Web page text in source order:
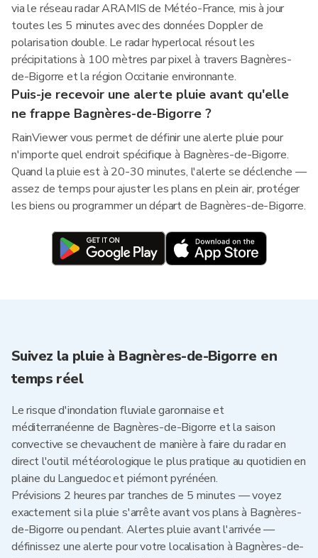
via le réseau radar ARAMIS de Météo-France, mis à jour
toutes les 5 minutes avec des données Doppler de
polarisation double. Le radar hyperlocal résout les
précipitations à 100 mètres par pixel à travers Bagnères-
de-Bigorre et la région Occitanie environnante.
Puis-je recevoir une alerte pluie avant qu'elle
ne frappe Bagnères-de-Bigorre ?
RainViewer vous permet de définir une alerte pluie pour
n'importe quel endroit spécifique à Bagnères-de-Bigorre.
Quand la pluie est à 20-30 minutes, l'alerte se déclenche —
assez de temps pour ajuster les plans en plein air, protéger
les biens ou programmer un départ de Bagnères-de-Bigorre.
Suivez la pluie à Bagnères-de-Bigorre en
temps réel
Le risque d'inondation fluviale garonnaise et
méditerranéenne de Bagnères-de-Bigorre et la saison
convective se chevauchent de manière à faire du radar en
direct l'outil météorologique le plus pratique au quotidien en
plaine du Languedoc et piémont pyrénéen.
Prévisions 2 heures par tranches de 5 minutes — voyez
exactement si la pluie s'arrête avant vos plans à Bagnères-
de-Bigorre ou pendant. Alertes pluie avant l'arrivée —
définissez une alerte pour votre localisation à Bagnères-de-